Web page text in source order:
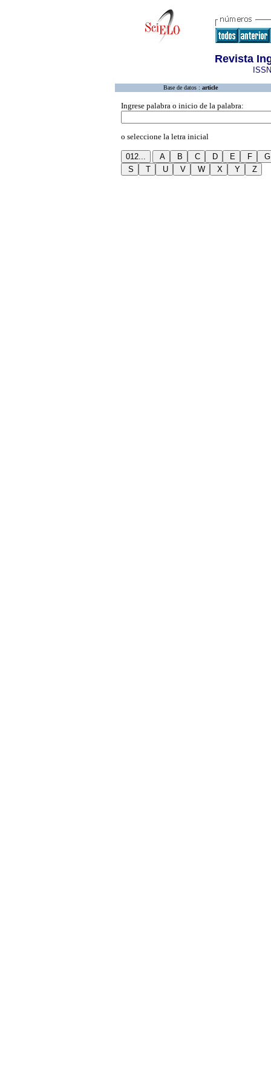
Revista
Base de datos : article
Ingrese palabra o inicio de la palabra:
o seleccione la letra inicial